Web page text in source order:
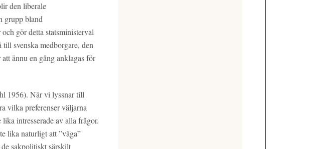
den liberale
grupp bland
gör detta statsministerval
svenska medborgare, den
ännu en gång anklagas för
1956). När vi lyssnar till
vilka preferenser väljarna
intresserade av alla frågor.
lika naturligt att ”väga”
sakpolitiskt särskilt